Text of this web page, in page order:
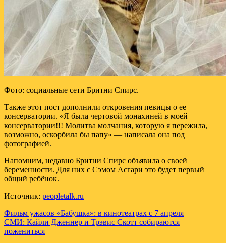
Фото: социальные сети Бритни Спирс.
Также этот пост дополнили откровения певицы о ее
консерватории. «Я была чертовой монахиней в моей
консерватории!!! Молитва молчания, которую я пережила,
возможно, оскорбила бы папу» — написала она под
фотографией.
Напомним, недавно Бритни Спирс объявила о своей
беременности. Для них с Сэмом Асгари это будет первый
общий ребёнок.
Источник: peopletalk.ru
Навигация
по
Фильм ужасов «Бабушка»: в кинотеатрах с 7 апреля
СМИ: Кайли Дженнер и Трэвис Скотт собираются
пожениться